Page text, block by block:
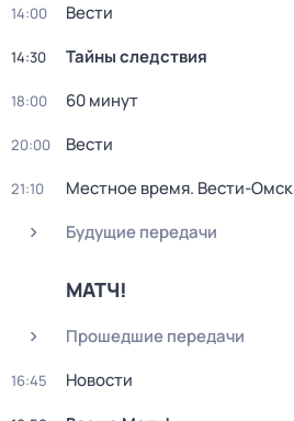
14:00 Вести
14:30 Тайны следствия
18:00 60 минут
20:00 Вести
21:10
Местное время. Вести-Омск
Будущие передачи
МАТЧ!
Прошедшие передачи
16:45 Новости